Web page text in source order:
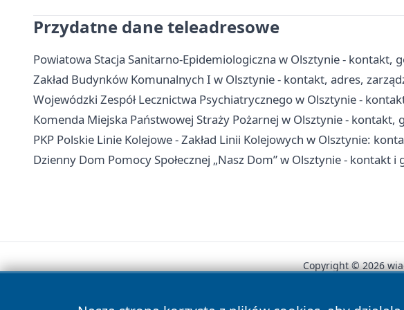
Przydatne dane teleadresowe
Powiatowa Stacja Sanitarno-Epidemiologiczna w Olsztynie - kontakt,
Zakład Budynków Komunalnych I w Olsztynie - kontakt, adres,
Wojewódzki Zespół Lecznictwa Psychiatrycznego w Olsztynie -
Komenda Miejska Państwowej Straży Pożarnej w Olsztynie - kontakt,
PKP Polskie Linie Kolejowe - Zakład Linii Kolejowych w Olsztynie:
Dzienny Dom Pomocy Społecznej „Nasz Dom” w Olsztynie - kontakt i
Copyright © 2026